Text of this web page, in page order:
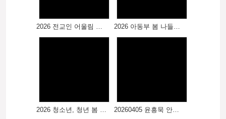
2026 전교인 어울림 한마당 2026 아동부 봄 나들이 - 남이섬
2026 청소년, 청년 봄 나들이 - 강촌 레일바이크 20260405 윤흥묵 안수집사, 김혜정 권사 취임